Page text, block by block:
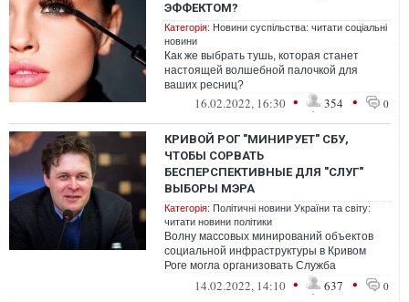
ЭФФЕКТОМ?
Категорія: Новини суспільства: читати соціальні
новини
Как же выбрать тушь, которая станет
настоящей волшебной палочкой для
ваших ресниц?
16.02.2022, 16:30 • 354 • 0
КРИВОЙ РОГ "МИНИРУЕТ" СБУ,
ЧТОБЫ СОРВАТЬ
БЕСПЕРСПЕКТИВНЫЕ ДЛЯ "СЛУГ"
ВЫБОРЫ МЭРА
Категорія: Політичні новини України та світу:
читати новини політики
Волну массовых минирований объектов
социальной инфраструктуры в Кривом
Роге могла организовать Служба
безопасности Украины
14.02.2022, 14:10 • 637 • 0